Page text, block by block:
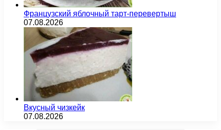
Французский яблочный тарт-перевертыш
07.08.2026
Вкусный чизкейк
07.08.2026